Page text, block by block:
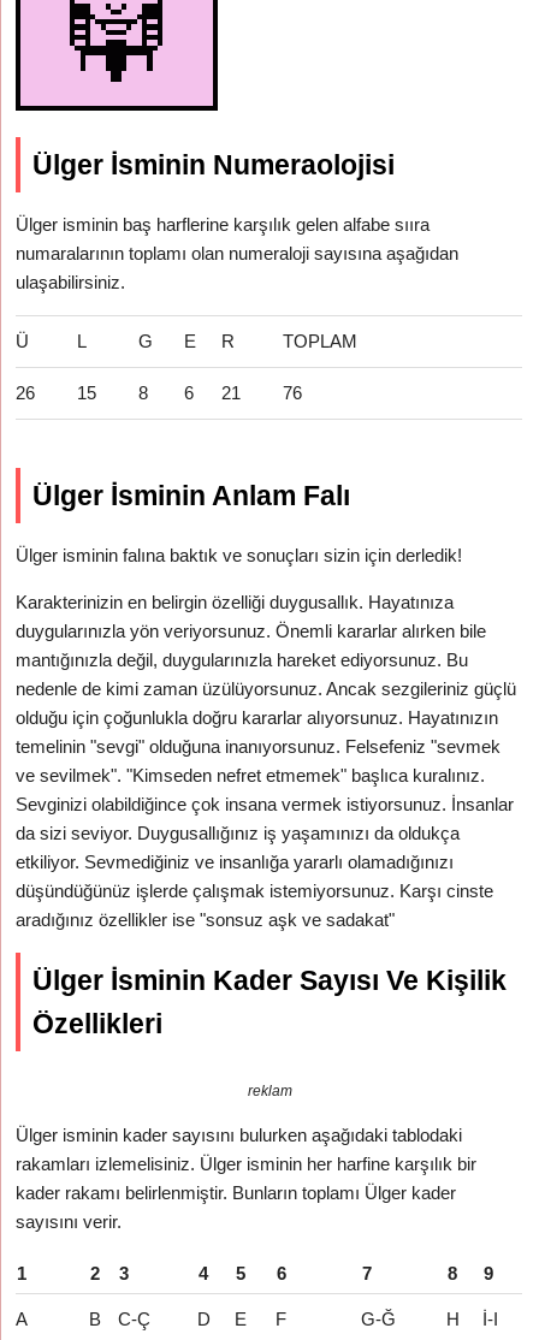
Ülger İsminin Numeraolojisi
Ülger isminin baş harflerine karşılık gelen alfabe sııra
numaralarının toplamı olan numeraloji sayısına aşağıdan
ulaşabilirsiniz.
Ü L G E R TOPLAM
26 15 8 6 21 76
Ülger İsminin Anlam Falı
Ülger isminin falına baktık ve sonuçları sizin için derledik!
Karakterinizin en belirgin özelliği duygusallık. Hayatınıza
duygularınızla yön veriyorsunuz. Önemli kararlar alırken bile
mantığınızla değil, duygularınızla hareket ediyorsunuz. Bu
nedenle de kimi zaman üzülüyorsunuz. Ancak sezgileriniz güçlü
olduğu için çoğunlukla doğru kararlar alıyorsunuz. Hayatınızın
temelinin "sevgi" olduğuna inanıyorsunuz. Felsefeniz "sevmek
ve sevilmek". "Kimseden nefret etmemek" başlıca kuralınız.
Sevginizi olabildiğince çok insana vermek istiyorsunuz. İnsanlar
da sizi seviyor. Duygusallığınız iş yaşamınızı da oldukça
etkiliyor. Sevmediğiniz ve insanlığa yararlı olamadığınızı
düşündüğünüz işlerde çalışmak istemiyorsunuz. Karşı cinste
aradığınız özellikler ise "sonsuz aşk ve sadakat"
Ülger İsminin Kader Sayısı Ve Kişilik
Özellikleri
reklam
Ülger isminin kader sayısını bulurken aşağıdaki tablodaki
rakamları izlemelisiniz. Ülger isminin her harfine karşılık bir
kader rakamı belirlenmiştir. Bunların toplamı Ülger kader
sayısını verir.
1 2 3 4 5 6 7 8 9
A B C-Ç D E F G-Ğ H İ-I